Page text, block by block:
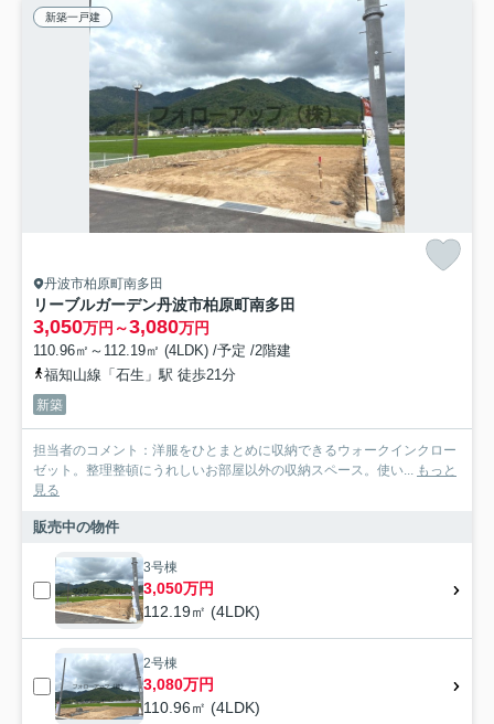
新築一戸建
丹波市柏原町南多田
リーブルガーデン丹波市柏原町南多田
3,050万円～3,080万円
110.96㎡～112.19㎡ (4LDK) /予定 /2階建
福知山線「石生」駅 徒歩21分
新築
担当者のコメント：洋服をひとまとめに収納できるウォークインクロー
ゼット。整理整頓にうれしいお部屋以外の収納スペース。使い... もっと
見る
販売中の物件
3号棟
3,050万円
112.19㎡ (4LDK)
2号棟
3,080万円
110.96㎡ (4LDK)